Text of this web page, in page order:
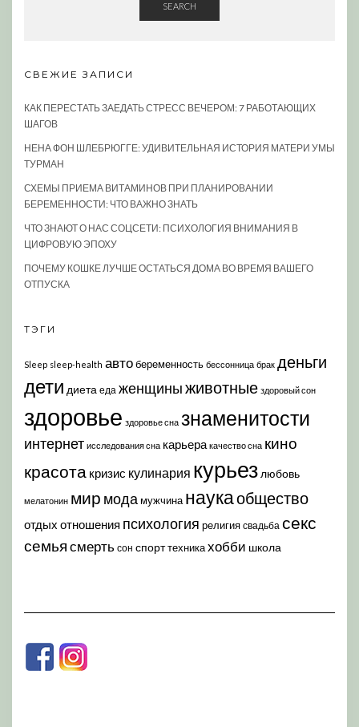
SEARCH
СВЕЖИЕ ЗАПИСИ
КАК ПЕРЕСТАТЬ ЗАЕДАТЬ СТРЕСС ВЕЧЕРОМ: 7 РАБОТАЮЩИХ
ШАГОВ
НЕНА ФОН ШЛЕБРЮГГЕ: УДИВИТЕЛЬНАЯ ИСТОРИЯ МАТЕРИ УМЫ
ТУРМАН
СХЕМЫ ПРИЕМА ВИТАМИНОВ ПРИ ПЛАНИРОВАНИИ
БЕРЕМЕННОСТИ: ЧТО ВАЖНО ЗНАТЬ
ЧТО ЗНАЮТ О НАС СОЦСЕТИ: ПСИХОЛОГИЯ ВНИМАНИЯ В
ЦИФРОВУЮ ЭПОХУ
ПОЧЕМУ КОШКЕ ЛУЧШЕ ОСТАТЬСЯ ДОМА ВО ВРЕМЯ ВАШЕГО
ОТПУСКА
ТЭГИ
Sleep sleep-health автобеременность бессонница брак деньги
дети диета еда женщиныживотные здоровый сон
здоровье здоровье сна знаменитости
интернет исследования сна карьера качество сна кино
красота кризис кулинария курьез любовь
мелатонин мир модамужчина наукаобщество
отдых отношения психология религия свадьба секс
семья смерть сон спорттехникахобби школа